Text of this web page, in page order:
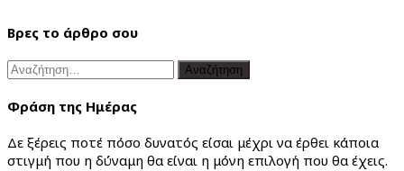
Βρες το άρθρο σου
Αναζήτηση
Φράση της Ημέρας
Δε ξέρεις ποτέ πόσο δυνατός είσαι μέχρι να έρθει κάποια
στιγμή που η δύναμη θα είναι η μόνη επιλογή που θα έχεις.